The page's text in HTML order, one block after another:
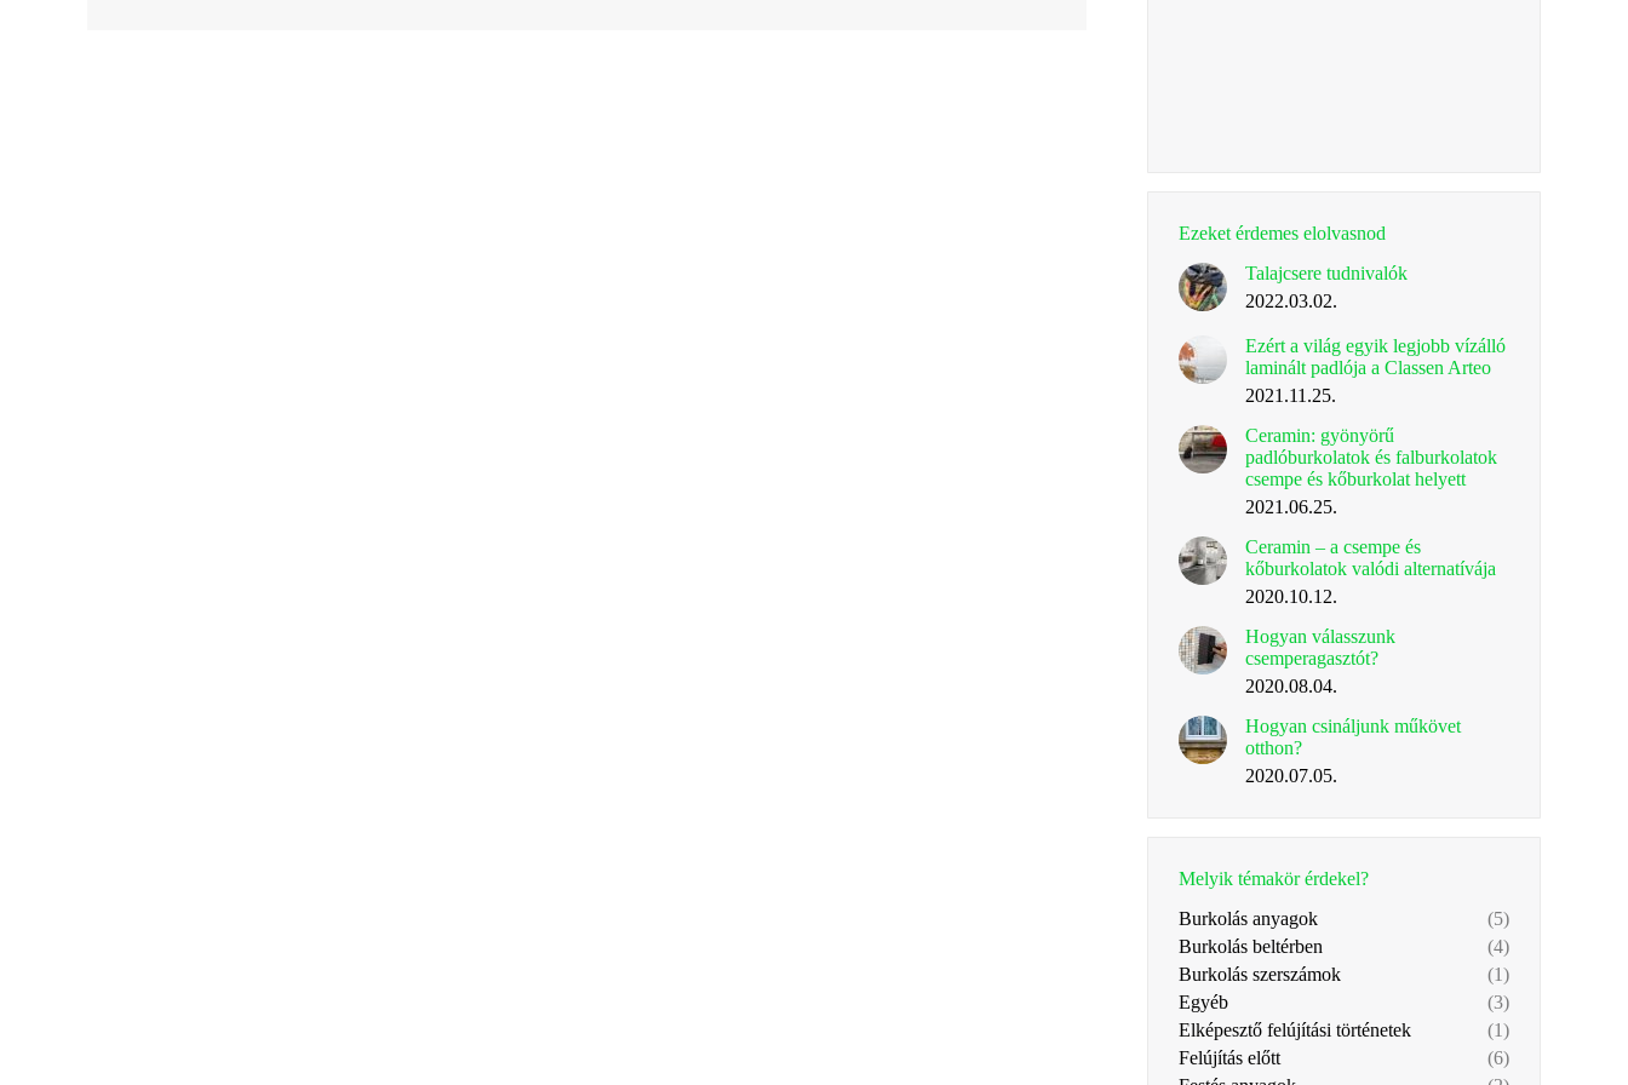
Ezeket érdemes elolvasnod
Talajcsere tudnivalók
2022.03.02.
Ezért a világ egyik legjobb vízálló
laminált padlója a Classen Arteo
2021.11.25.
Ceramin: gyönyörű
padlóburkolatok és falburkolatok
csempe és kőburkolat helyett
2021.06.25.
Ceramin – a csempe és
kőburkolatok valódi alternatívája
2020.10.12.
Hogyan válasszunk
csemperagasztót?
2020.08.04.
Hogyan csináljunk műkövet
otthon?
2020.07.05.
Melyik témakör érdekel?
Burkolás anyagok
(5)
Burkolás beltérben
(4)
Burkolás szerszámok
(1)
Egyéb
(3)
Elképesztő felújítási történetek
(1)
Felújítás előtt
(6)